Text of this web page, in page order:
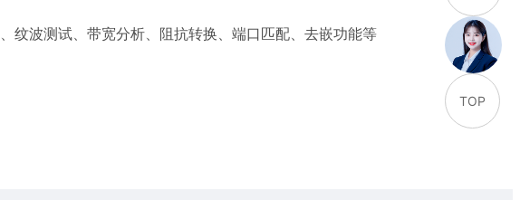
纹波测试、带宽分析、阻抗转换、端口匹配、去嵌功能等
TOP